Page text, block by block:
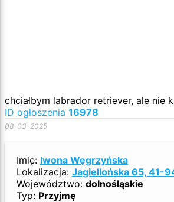
chciałbym labrador retriever, ale nie
ID ogłoszenia 16978
08-03-2025
Imię: Iwona Węgrzyńska
Lokalizacja: Jagiellońska 65, 41-
Województwo: dolnośląskie
Typ: Przyjmę